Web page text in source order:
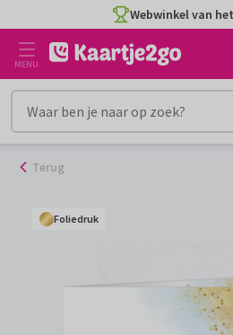
naar
inhoud
Webwinkel van
MENU
Terug
Foliedruk
Foliedruk
Foliedruk
Foliedruk
Foliedruk